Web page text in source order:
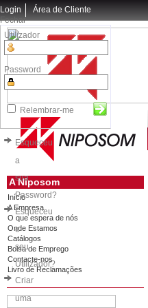
Login
Fechar
Utilizador
Password
Relembrar-me
Esqueceu
a
sua
Password?
Esqueceu
o
seu
Utilizador?
Criar
uma
Área de Cliente
A Niposom
Início
A Empresa
O que espera de nós
Onde Estamos
Catálogos
Bolsa de Emprego
Contacte-nos
Livro de Reclamações